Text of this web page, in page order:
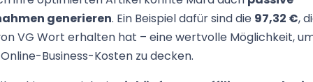
generieren. Ein Beispiel dafür sind die 97,32 €,
VG Wort erhalten hat – eine wertvolle Möglichkeit,
Business-Kosten zu decken.